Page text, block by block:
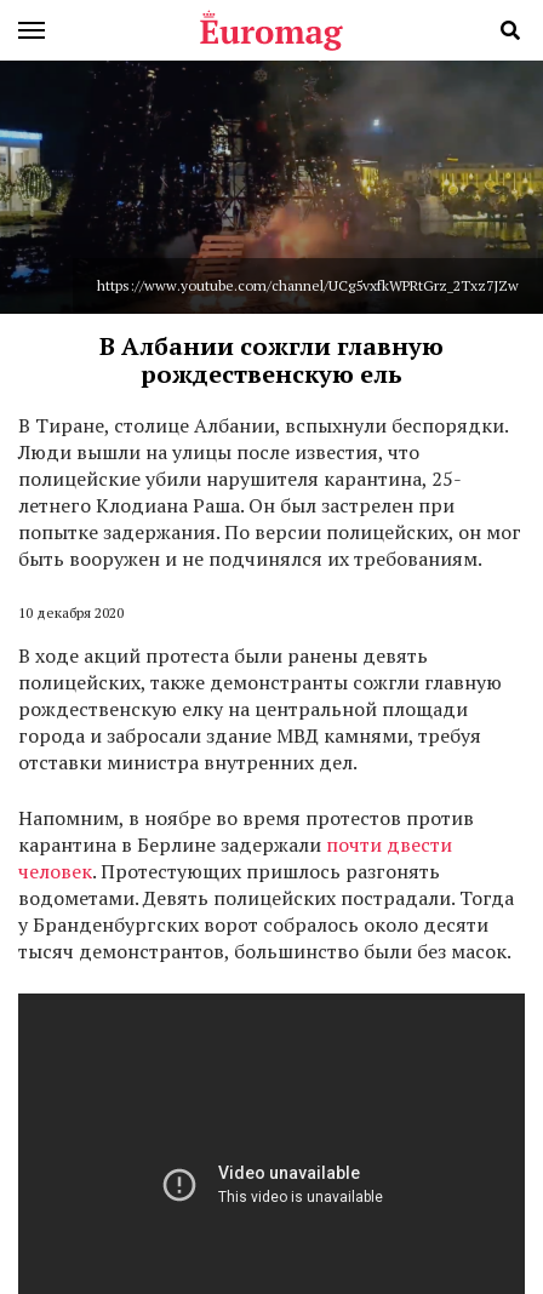
https://www.youtube.com/channel/UCg5vxfkWPRtGrz_2Txz7JZw
В Албании сожгли главную
рождественскую ель
В Тиране, столице Албании, вспыхнули беспорядки.
Люди вышли на улицы после известия, что
полицейские убили нарушителя карантина, 25-
летнего Клодиана Раша. Он был застрелен при
попытке задержания. По версии полицейских, он мог
быть вооружен и не подчинялся их требованиям.
10 декабря 2020
В ходе акций протеста были ранены девять
полицейских, также демонстранты сожгли главную
рождественскую елку на центральной площади
города и забросали здание МВД камнями, требуя
отставки министра внутренних дел.
Напомним, в ноябре во время протестов против
карантина в Берлине задержали почти двести
человек. Протестующих пришлось разгонять
водометами. Девять полицейских пострадали. Тогда
у Бранденбургских ворот собралось около десяти
тысяч демонстрантов, большинство были без масок.